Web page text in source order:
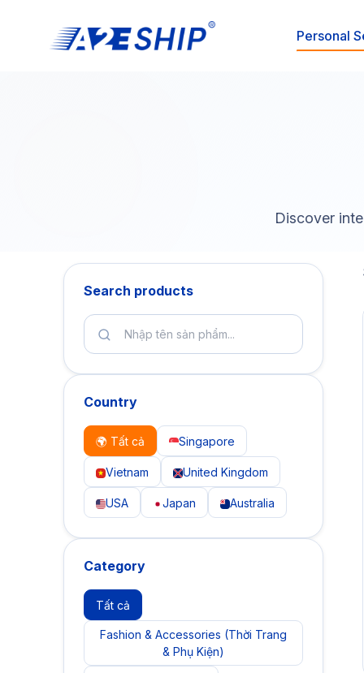
Personal
Discover
Search products
Country
🌍 Tất cả Singapore
Vietnam United Kingdom
USA Japan Australia
Category
Tất cả
Fashion & Accessories (Thời Trang
& Phụ Kiện)